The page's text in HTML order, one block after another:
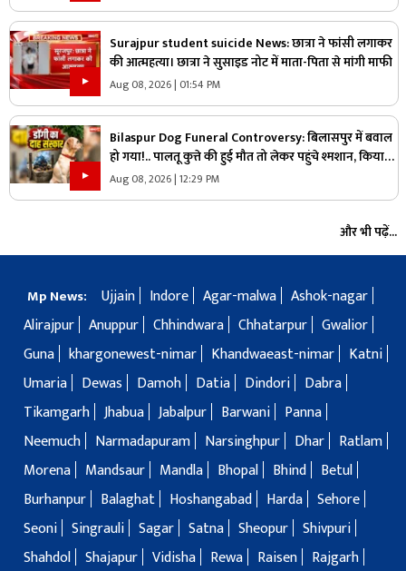
Surajpur student suicide News: छात्रा ने फांसी लगाकर
की आत्महत्या। छात्रा ने सुसाइड नोट में माता-पिता से मांगी माफी
Aug 08, 2026 | 01:54 PM
Bilaspur Dog Funeral Controversy: बिलासपुर में बवाल
हो गया!.. पालतू कुत्ते की हुई मौत तो लेकर पहुंचे श्मशान, किया
दाह संस्कार तो शुरू हो गया हंगामा
Aug 08, 2026 | 12:29 PM
और भी पढ़ें...
Mp News: Ujjain Indore Agar-malwa Ashok-nagar
Alirajpur Anuppur Chhindwara Chhatarpur Gwalior
Guna khargonewest-nimar Khandwaeast-nimar
Katni
Umaria
Dewas Damoh Datia Dindori
Dabra
Tikamgarh Jhabua Jabalpur Barwani
Panna
Neemuch
Narmadapuram Narsinghpur Dhar
Ratlam
Morena
Mandsaur Mandla Bhopal Bhind
Betul
Burhanpur
Balaghat Hoshangabad Harda Sehore
Seoni Singrauli Sagar Satna Sheopur Shivpuri
Shahdol Shajapur Vidisha Rewa Raisen
Rajgarh